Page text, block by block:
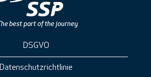
DSGVO
Datenschutzrichtlinie